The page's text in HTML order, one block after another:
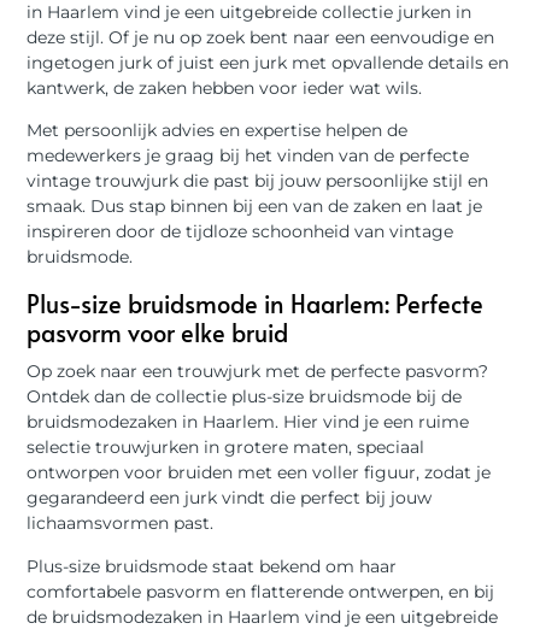
in Haarlem vind je een uitgebreide collectie jurken in
deze stijl. Of je nu op zoek bent naar een eenvoudige en
ingetogen jurk of juist een jurk met opvallende details en
kantwerk, de zaken hebben voor ieder wat wils.
Met persoonlijk advies en expertise helpen de
medewerkers je graag bij het vinden van de perfecte
vintage trouwjurk die past bij jouw persoonlijke stijl en
smaak. Dus stap binnen bij een van de zaken en laat je
inspireren door de tijdloze schoonheid van vintage
bruidsmode.
Plus-size bruidsmode in Haarlem: Perfecte
pasvorm voor elke bruid
Op zoek naar een trouwjurk met de perfecte pasvorm?
Ontdek dan de collectie plus-size bruidsmode bij de
bruidsmodezaken in Haarlem. Hier vind je een ruime
selectie trouwjurken in grotere maten, speciaal
ontworpen voor bruiden met een voller figuur, zodat je
gegarandeerd een jurk vindt die perfect bij jouw
lichaamsvormen past.
Plus-size bruidsmode staat bekend om haar
comfortabele pasvorm en flatterende ontwerpen, en bij
de bruidsmodezaken in Haarlem vind je een uitgebreide